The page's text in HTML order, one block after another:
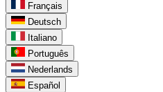
Français
Deutsch
Italiano
Português
Nederlands
Español